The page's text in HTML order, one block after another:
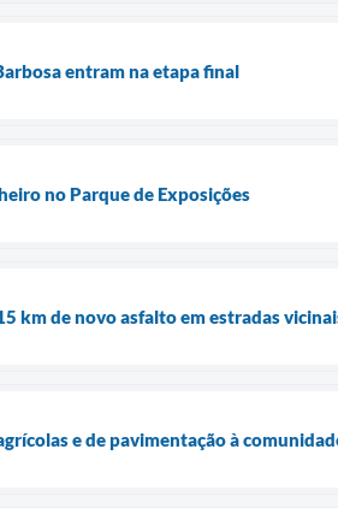
entram na etapa final
no Parque de Exposições
km de novo asfalto em estradas
e de pavimentação à